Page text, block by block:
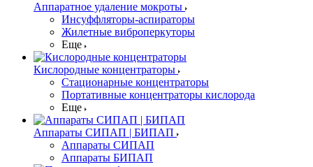
Аппаратное удаление мокроты
Инсуффляторы-аспираторы
Жилетные виброперкуторы
Еще
Кислородные концентраторы
Стационарные концентраторы
Портативные концентраторы кислорода
Еще
Аппараты СИПАП | БИПАП
Аппараты СИПАП
Аппараты БИПАП